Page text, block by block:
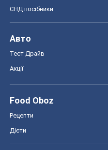
СНД посібники
Авто
Тест Драйв
Акції
Food Oboz
Рецепти
Дієти